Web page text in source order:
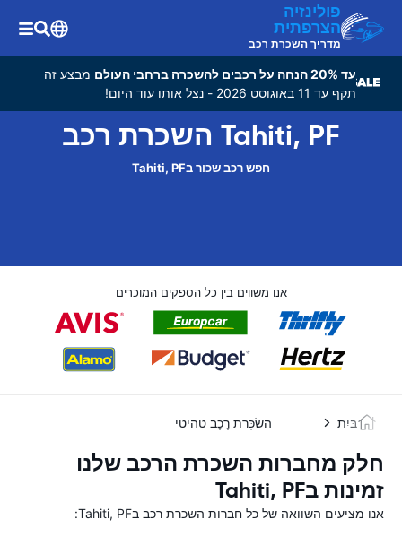
פולינזיה
הצרפתית
מדריך השכרת רכב
עד 20% הנחה על רכבים להשכרה ברחבי העולם
מבצע זה
תקף עד 11 באוגוסט 2026 - נצל אותו עוד היום!
Tahiti, PF השכרת רכב
חפש רכב שכור בTahiti, PF
אנו משווים בין כל הספקים המוכרים
בַּיִת הַשׂכָּרַת רֶכֶב טהיטי
חלק מחברות השכרת הרכב שלנו
זמינות בTahiti, PF
אנו מציעים השוואה של כל חברות השכרת רכב בTahiti, PF: